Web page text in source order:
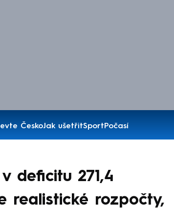
ČeskoJak ušetřitSportPočasí
deficitu 271,4
realistické rozpočty,